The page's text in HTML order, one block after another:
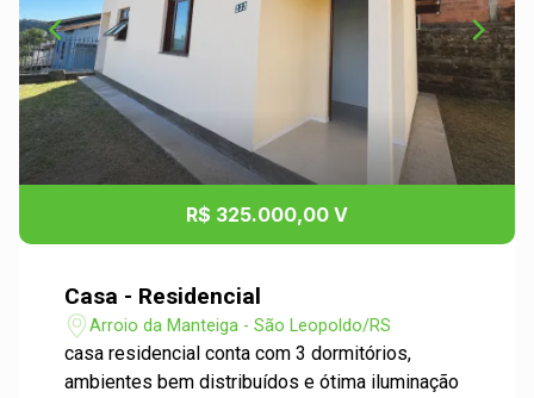
R$ 325.000,00 V
Casa - Residencial
Arroio da Manteiga - São Leopoldo/RS
casa residencial conta com 3 dormitórios,
ambientes bem distribuídos e ótima iluminação